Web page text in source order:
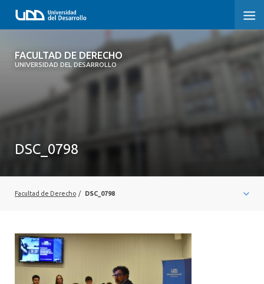
FACULTAD DE DERECHO
UNIVERSIDAD DEL DESARROLLO
FACULTAD DE DERECHO
SOBRE LA FACULTAD
VINCULACIÓN CON EL MEDIO
INTERNACIONAL
DSC_0798
Facultad de Derecho / DSC_0798